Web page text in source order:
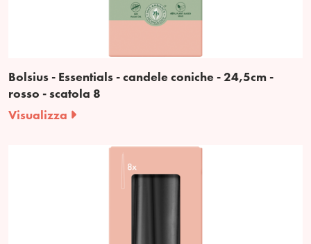
Bolsius - Essentials - candele coniche - 24,5cm -
rosso - scatola 8
Visualizza